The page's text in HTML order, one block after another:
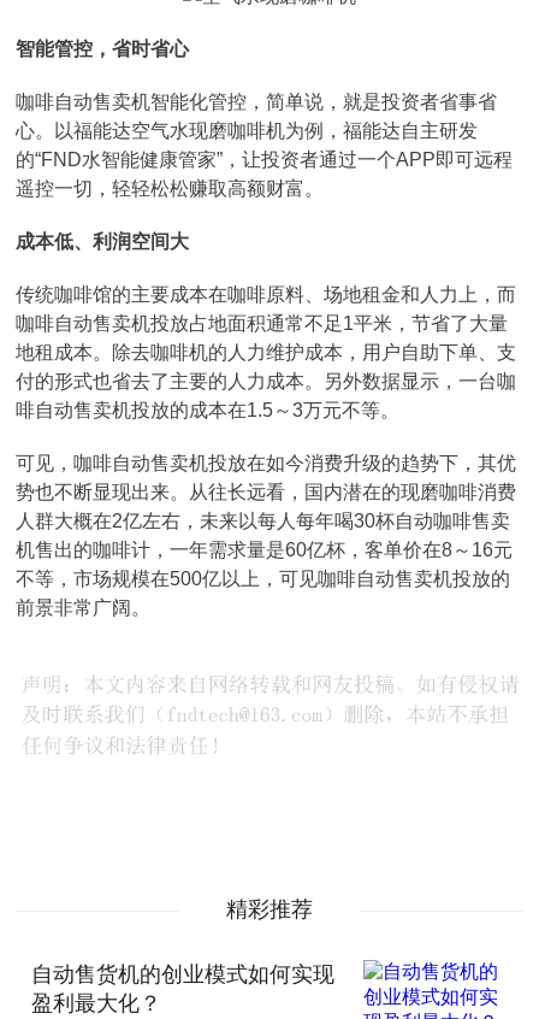
智能管控，省时省心
咖啡自动售卖机智能化管控，简单说，就是投资者省事省
心。以福能达空气水现磨咖啡机为例，福能达自主研发
的“FND水智能健康管家”，让投资者通过一个APP即可远程
遥控一切，轻轻松松赚取高额财富。
成本低、利润空间大
传统咖啡馆的主要成本在咖啡原料、场地租金和人力上，而
咖啡自动售卖机投放占地面积通常不足1平米，节省了大量
地租成本。除去咖啡机的人力维护成本，用户自助下单、支
付的形式也省去了主要的人力成本。另外数据显示，一台咖
啡自动售卖机投放的成本在1.5～3万元不等。
可见，咖啡自动售卖机投放在如今消费升级的趋势下，其优
势也不断显现出来。从往长远看，国内潜在的现磨咖啡消费
人群大概在2亿左右，未来以每人每年喝30杯自动咖啡售卖
机售出的咖啡计，一年需求量是60亿杯，客单价在8～16元
不等，市场规模在500亿以上，可见咖啡自动售卖机投放的
前景非常广阔。
精彩推荐
自动售货机的创业模式如何实现
盈利最大化？